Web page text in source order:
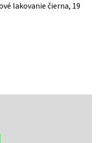
lakovanie čierna, 19